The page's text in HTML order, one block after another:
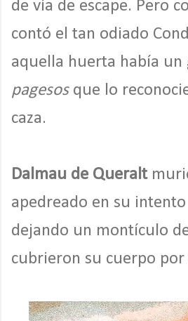
de vía de escape. Pero
contó el tan odiado
aquella huerta había un
pagesosque lo
caza.
Dalmau de Queralt
apedreado en su
dejando un montículo
cubrieron su cuerpo por